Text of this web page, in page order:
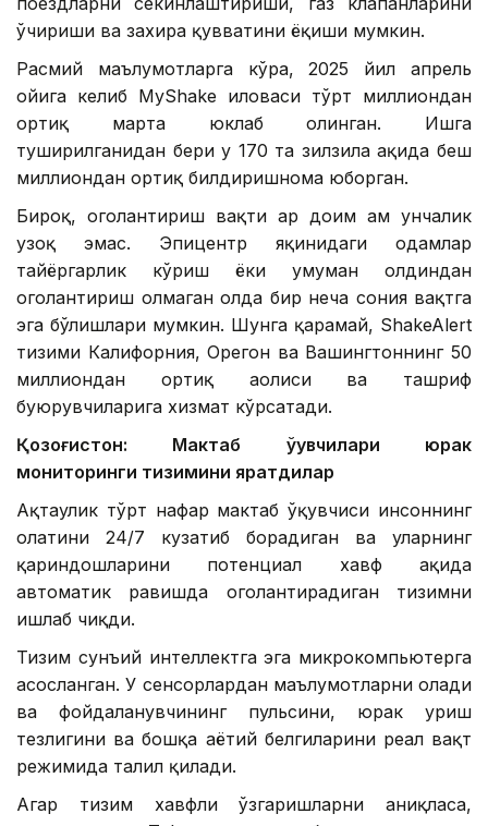
ўчириши ва захира қувватини ёқиши мумкин.
Расмий маълумотларга кўра, 2025 йил апрель
ойига келиб MyShake иловаси тўрт миллиондан
ортиқ марта юклаб олинган. Ишга
туширилганидан бери у 170 та зилзила ҳақида беш
миллиондан ортиқ билдиришнома юборган.
Бироқ, огоҳлантириш вақти ҳар доим ҳам унчалик
узоқ эмас. Эпицентр яқинидаги одамлар
тайёргарлик кўриш ёки умуман олдиндан
огоҳлантириш олмаган ҳолда бир неча сония вақтга
эга бўлишлари мумкин. Шунга қарамай, ShakeAlert
тизими Калифорния, Орегон ва Вашингтоннинг 50
миллиондан ортиқ аҳолиси ва ташриф
буюрувчиларига хизмат кўрсатади.
Қозоғистон: Мактаб ўқувчилари юрак
мониторинги тизимини яратдилар
Ақтаулик тўрт нафар мактаб ўқувчиси инсоннинг
ҳолатини 24/7 кузатиб борадиган ва уларнинг
қариндошларини потенциал хавф ҳақида
автоматик равишда огоҳлантирадиган тизимни
ишлаб чиқди.
Тизим сунъий интеллектга эга микрокомпьютерга
асосланган. У сенсорлардан маълумотларни олади
ва фойдаланувчининг пульсини, юрак уриш
тезлигини ва бошқа ҳаётий белгиларини реал вақт
режимида таҳлил қилади.
Агар тизим хавфли ўзгаришларни аниқласа,